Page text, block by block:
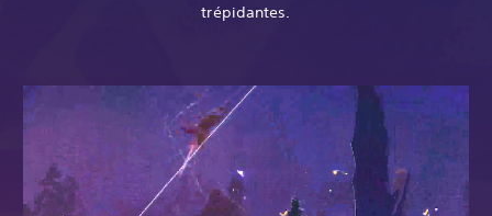
trépidantes.